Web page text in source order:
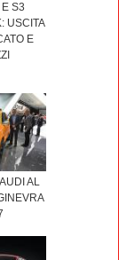
S3
USCITA
E
AL